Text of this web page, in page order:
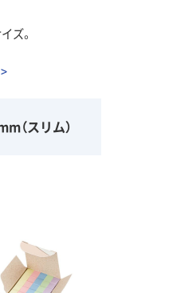
ズ。
（スリム）